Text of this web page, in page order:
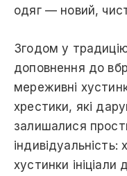
одяг — новий,
Згодом у
доповнення до
мереживні
хрестики, які
залишалися
хустинки